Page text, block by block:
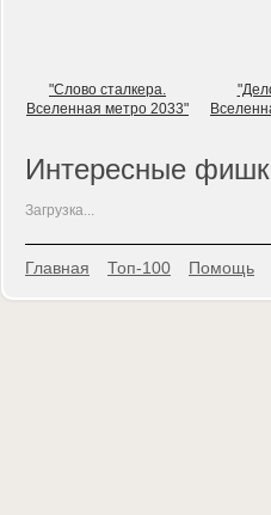
"Слово сталкера.
Вселенная метро 2033"
Интересные
Загрузка...
Главная Топ-100 Помощь